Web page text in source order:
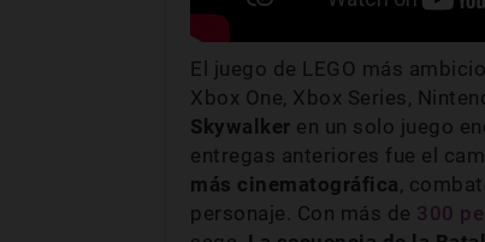
El juego de LEGO más
Xbox One, Xbox Series,
Skywalker en un solo juego
entregas anteriores fue el
más cinematográfica,
personaje. Con más de 300